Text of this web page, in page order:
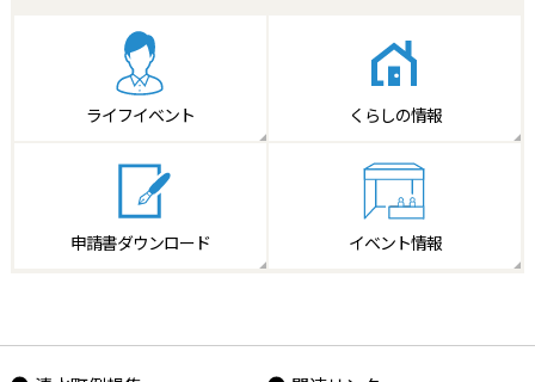
ライフイベント くらしの情報
申請書ダウンロード イベント情報